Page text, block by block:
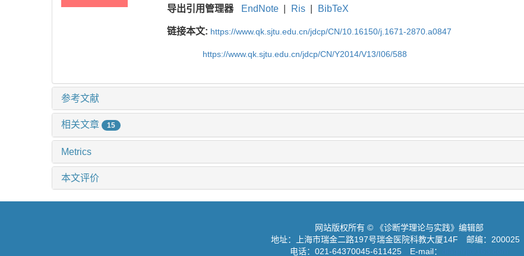
导出引用管理器 EndNote Ris BibTeX
链接本文: https://www.qk.sjtu.edu.cn/jdcp/CN/10.16150/j.1671-2870.a0847
https://www.qk.sjtu.edu.cn/jdcp/CN/Y2014/V13/I06/588
参考文献
相关文章 15
Metrics
本文评价
网站版权所有 © 《诊断学理论与实践》编辑部
地址：上海市瑞金二路197号瑞金医院科教大厦14F 邮编：200025
电话：021-64370045-611425 E-mail：